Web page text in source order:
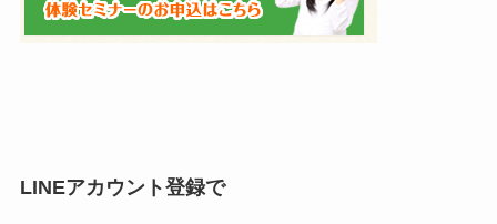
LINEアカウント登録で